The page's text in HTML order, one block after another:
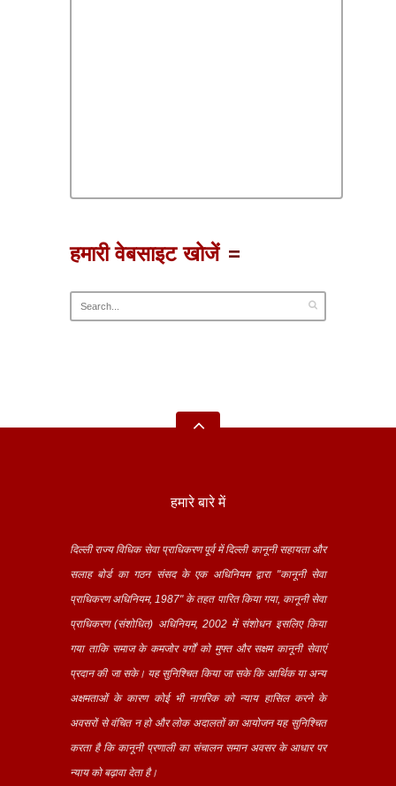
हमारी वेबसाइट खोजें
हमारे बारे में
दिल्ली राज्य विधिक सेवा प्राधिकरण पूर्व में दिल्ली कानूनी सहायता और
सलाह बोर्ड का गठन संसद के एक अधिनियम द्वारा "कानूनी सेवा
प्राधिकरण अधिनियम, 1987" के तहत पारित किया गया, कानूनी सेवा
प्राधिकरण (संशोधित) अधिनियम, 2002 में संशोधन इसलिए किया
गया ताकि समाज के कमजोर वर्गों को मुफ्त और सक्षम कानूनी सेवाएं
प्रदान की जा सके। यह सुनिश्चित किया जा सके कि आर्थिक या अन्य
अक्षमताओं के कारण कोई भी नागरिक को न्याय हासिल करने के
अवसरों से वंचित न हो और लोक अदालतों का आयोजन यह सुनिश्चित
करता है कि कानूनी प्रणाली का संचालन समान अवसर के आधार पर
न्याय को बढ़ावा देता है।